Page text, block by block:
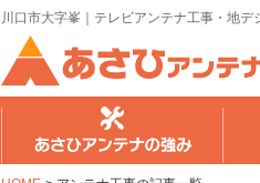
川口市大字峯｜テレビアンテナ工事・地
料金のご案内 工事